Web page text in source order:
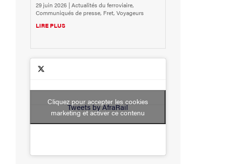
29 juin 2026 |Actualités du ferroviaire,
Communiqués de presse, Fret, Voyageurs
LIRE PLUS
Tweets by AfraRail
Cliquez pour accepter les cookies
marketing et activer ce contenu